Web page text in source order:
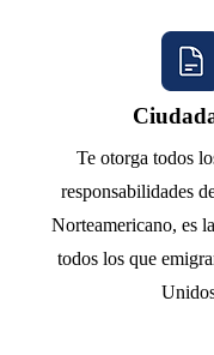
Te otorga todos
responsabilidades
Norteamericano, es
todos los que